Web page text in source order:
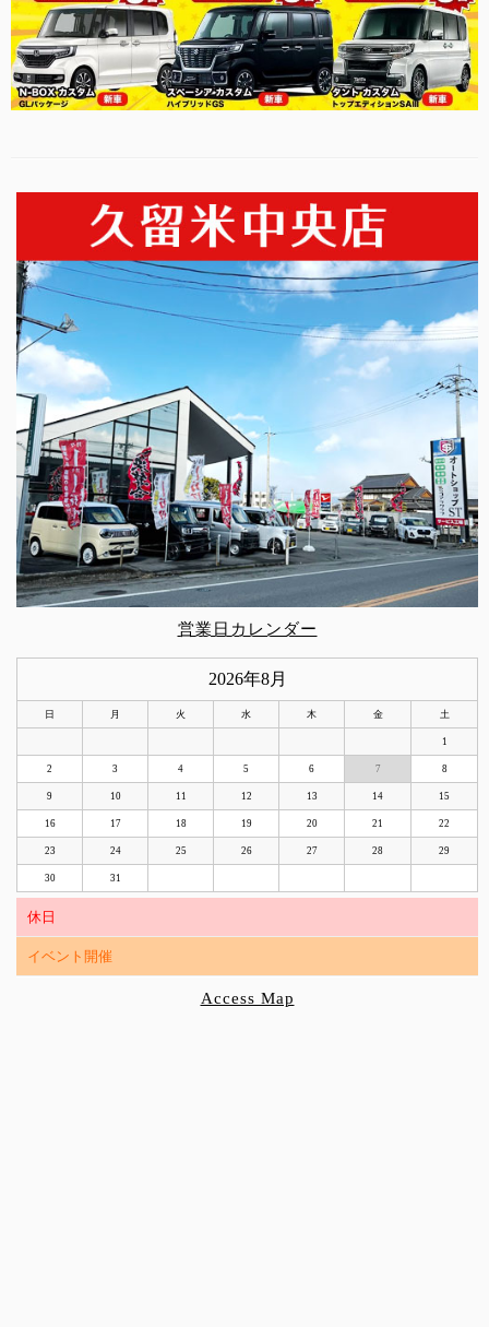
営業日カレンダー
2026年8月
日 月 火 水 木 金 土
1
2 3 4 5 6 7 8
9 10 11 12 13 14 15
16 17 18 19 20 21 22
23 24 25 26 27 28 29
30 31
休日
イベント開催
Access Map